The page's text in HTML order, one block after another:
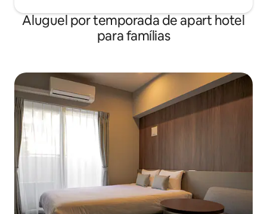
Aluguel por temporada de apart hotel
para famílias